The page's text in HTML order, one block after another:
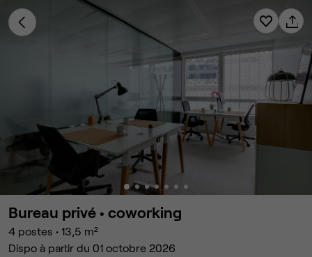
Bureau privé • coworking
4 postes • 13,5 m²
Dispo à partir du 01 octobre 2026